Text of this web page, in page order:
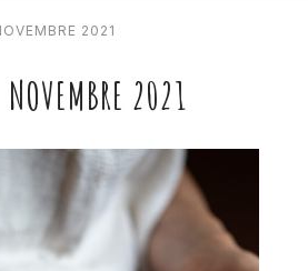
2021
NOVEMBRE 2021